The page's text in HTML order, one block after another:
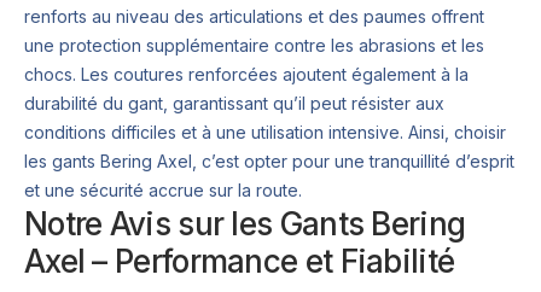
renforts au niveau des articulations et des paumes offrent
une protection supplémentaire contre les abrasions et les
chocs. Les coutures renforcées ajoutent également à la
durabilité du gant, garantissant qu’il peut résister aux
conditions difficiles et à une utilisation intensive. Ainsi, choisir
les gants Bering Axel, c’est opter pour une tranquillité d’esprit
et une sécurité accrue sur la route.
Notre Avis sur les Gants Bering
Axel – Performance et Fiabilité